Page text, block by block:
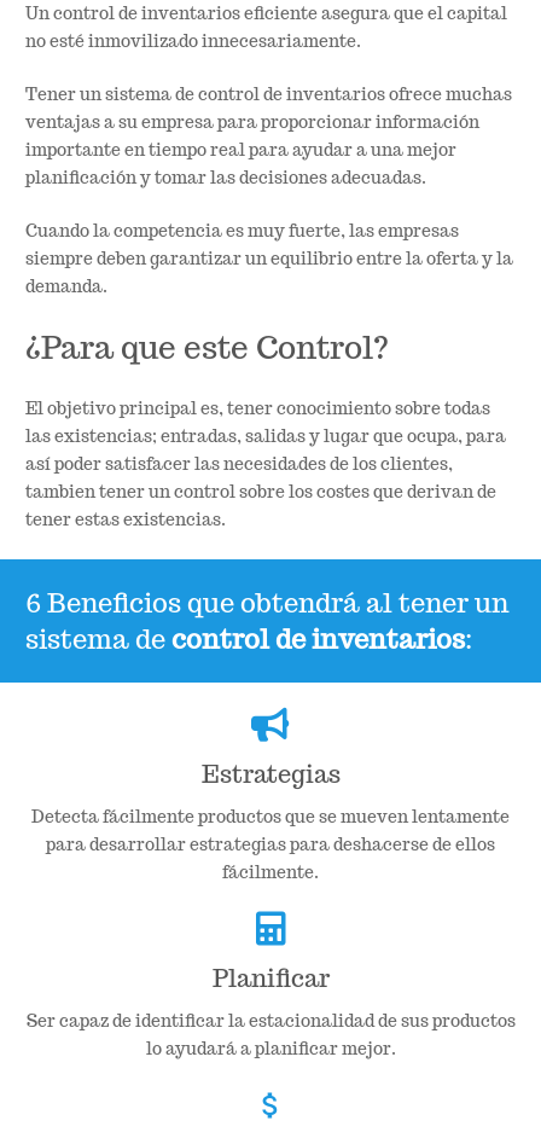
Un control de inventarios eficiente asegura que el capital
no esté inmovilizado innecesariamente.
Tener un sistema de control de inventarios ofrece muchas
ventajas a su empresa para proporcionar información
importante en tiempo real para ayudar a una mejor
planificación y tomar las decisiones adecuadas.
Cuando la competencia es muy fuerte, las empresas
siempre deben garantizar un equilibrio entre la oferta y la
demanda.
¿Para que este Control?
El objetivo principal es, tener conocimiento sobre todas
las existencias; entradas, salidas y lugar que ocupa, para
así poder satisfacer las necesidades de los clientes,
tambien tener un control sobre los costes que derivan de
tener estas existencias.
6 Beneficios que obtendrá al tener un
sistema decontrol de inventarios:
Estrategias
Detecta fácilmente productos que se mueven lentamente
para desarrollar estrategias para deshacerse de ellos
fácilmente.
Planificar
Ser capaz de identificar la estacionalidad de sus productos
lo ayudará a planificar mejor.
attach_money